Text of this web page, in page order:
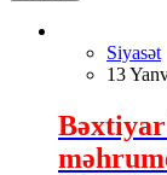
Siyasət
13
Bəxtiyar